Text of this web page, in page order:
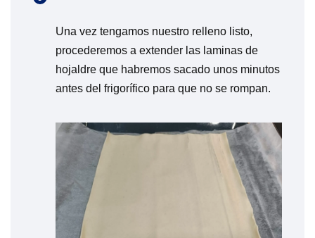
Una vez tengamos nuestro relleno listo,
procederemos a extender las laminas de
hojaldre que habremos sacado unos minutos
antes del frigorífico para que no se rompan.